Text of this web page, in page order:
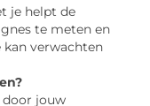
je helpt de
te meten en
kan verwachten
door jouw